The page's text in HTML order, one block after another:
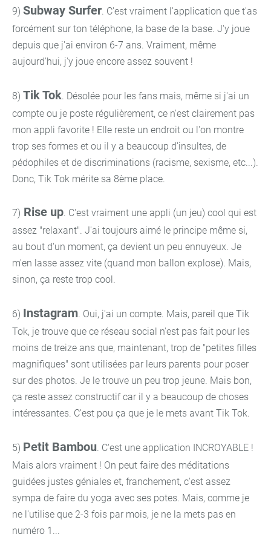
9) Subway Surfer. C'est vraiment l'application que t'as
forcément sur ton téléphone, la base de la base. J'y joue
depuis que j'ai environ 6-7 ans. Vraiment, même
aujourd'hui, j'y joue encore assez souvent !
8) Tik Tok . Désolée pour les fans mais, même si j'ai un
compte ou je poste régulièrement, ce n'est clairement pas
mon appli favorite ! Elle reste un endroit ou l'on montre
trop ses formes et ou il y a beaucoup d'insultes, de
pédophiles et de discriminations (racisme, sexisme, etc...).
Donc, Tik Tok mérite sa 8ème place.
7) Rise up. C'est vraiment une appli (un jeu) cool qui est
assez "relaxant". J'ai toujours aimé le principe même si,
au bout d'un moment, ça devient un peu ennuyeux. Je
m'en lasse assez vite (quand mon ballon explose). Mais,
sinon, ça reste trop cool.
6) Instagram. Oui, j'ai un compte. Mais, pareil que Tik
Tok, je trouve que ce réseau social n'est pas fait pour les
moins de treize ans que, maintenant, trop de "petites filles
magnifiques" sont utilisées par leurs parents pour poser
sur des photos. Je le trouve un peu trop jeune. Mais bon,
ça reste assez constructif car il y a beaucoup de choses
intéressantes. C'est pou ça que je le mets avant Tik Tok.
5) Petit Bambou . C'est une application INCROYABLE !
Mais alors vraiment ! On peut faire des méditations
guidées justes géniales et, franchement, c'est assez
sympa de faire du yoga avec ses potes. Mais, comme je
ne l'utilise que 2-3 fois par mois, je ne la mets pas en
numéro 1...